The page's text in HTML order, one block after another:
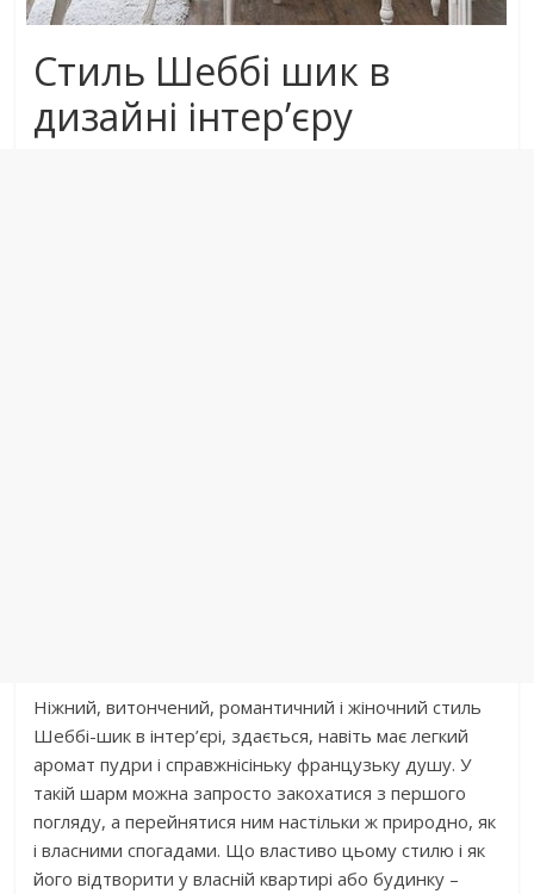
Стиль Шеббі шик в
дизайні інтер’єру
Ніжний, витончений, романтичний і жіночний стиль
Шеббі-шик в інтер’єрі, здається, навіть має легкий
аромат пудри і справжнісіньку французьку душу. У
такій шарм можна запросто закохатися з першого
погляду, а перейнятися ним настільки ж природно, як
і власними спогадами. Що властиво цьому стилю і як
його відтворити у власній квартирі або будинку –